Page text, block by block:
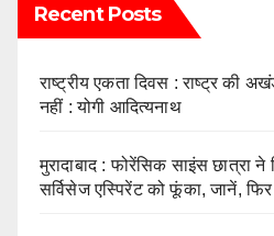
Recent Posts
राष्ट्रीय एकता दिवस : राष्ट्र की
नहीं : योगी आदित्यनाथ
मुरादाबाद : फोरेंसिक साइंस छात्रा ने
सर्विसेज एस्पिरेंट को फूंका, जानें,